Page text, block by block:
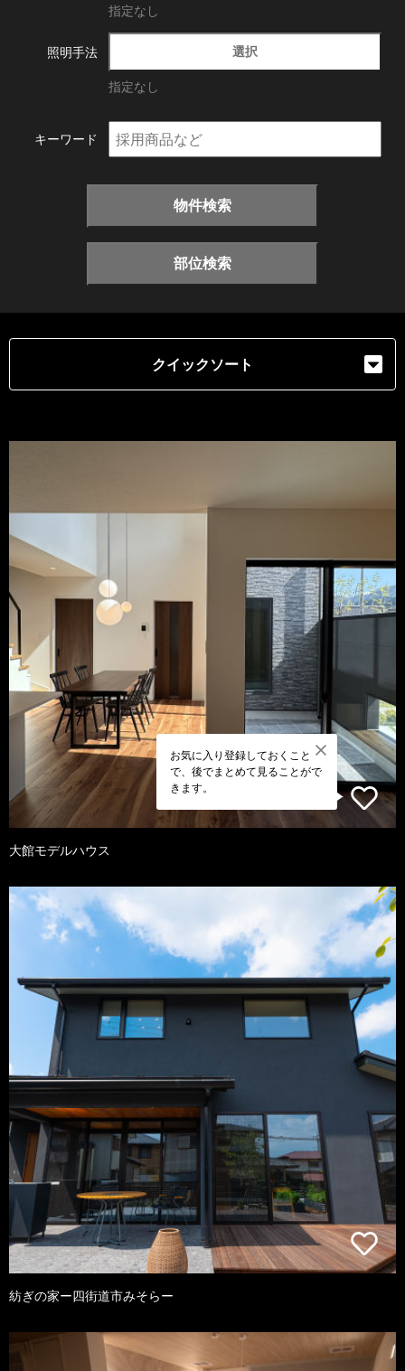
指定なし
照明手法 選択
指定なし
キーワード
物件検索
部位検索
クイックソート
お気に入り登録しておくこと
で、後でまとめて見ることがで
きます。
大館モデルハウス
紡ぎの家ー四街道市みそらー